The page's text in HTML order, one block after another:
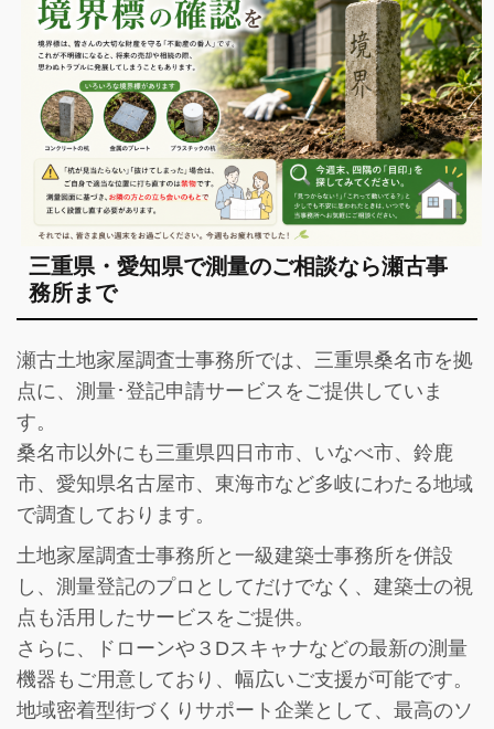
三重県・愛知県で測量のご相談なら瀬古事
務所まで
瀬古土地家屋調査士事務所では、三重県桑名市を拠
点に、測量･登記申請サービスをご提供していま
す。
桑名市以外にも三重県四日市市、いなべ市、鈴鹿
市、愛知県名古屋市、東海市など多岐にわたる地域
で調査しております。
土地家屋調査士事務所と一級建築士事務所を併設
し、 測量登記のプロとしてだけでなく、建築士の視
点も活用したサービス をご提供。
さらに、ドローンや３Dスキャナなどの最新の測量
機器もご用意しており、幅広いご支援が可能です。
地域密着型街づくりサポート企業として、最高のソ